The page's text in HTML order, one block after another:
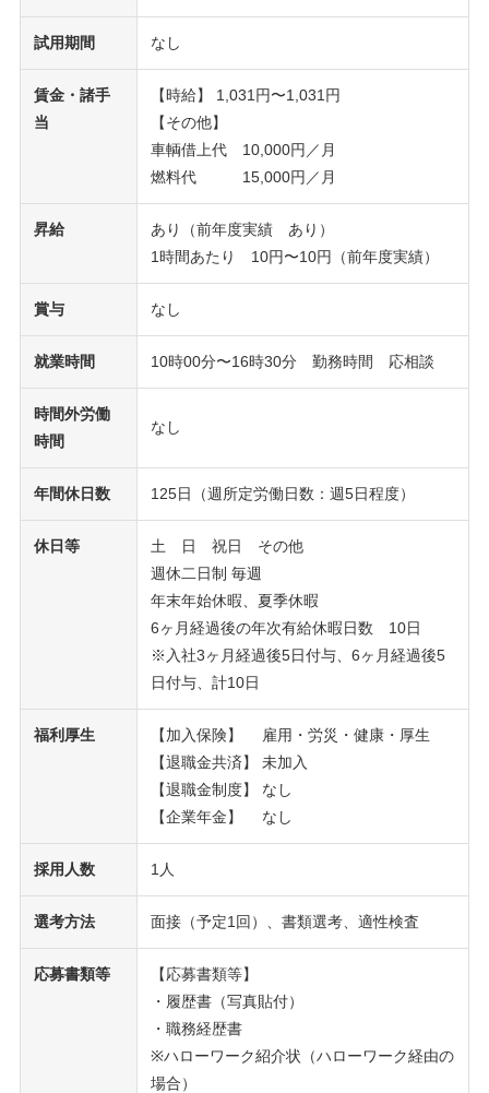
試用期間 なし
賃金・諸手
当
【時給】 1,031円〜1,031円
【その他】
車輌借上代 10,000円／月
燃料代 15,000円／月
昇給
あり（前年度実績 あり）
1時間あたり 10円〜10円（前年度実績）
賞与 なし
就業時間 10時00分〜16時30分 勤務時間 応相談
時間外労働
時間
なし
年間休日数 125日（週所定労働日数：週5日程度）
休日等
土 日 祝日 その他
週休二日制 毎週
年末年始休暇、夏季休暇
6ヶ月経過後の年次有給休暇日数 10日
※入社3ヶ月経過後5日付与、6ヶ月経過後5
日付与、計10日
福利厚生
【加入保険】 雇用・労災・健康・厚生
【退職金共済】 未加入
【退職金制度】 なし
【企業年金】 なし
採用人数 1人
選考方法 面接（予定1回）、書類選考、適性検査
応募書類等
【応募書類等】
・履歴書（写真貼付）
・職務経歴書
※ハローワーク紹介状（ハローワーク経由の
場合）